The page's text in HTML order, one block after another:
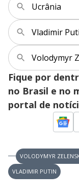
Ucrânia
Vladimir
Volodymyr
Fique por
no Brasil e no
portal de
VOLODYMYR
VLADIMIR PUTIN